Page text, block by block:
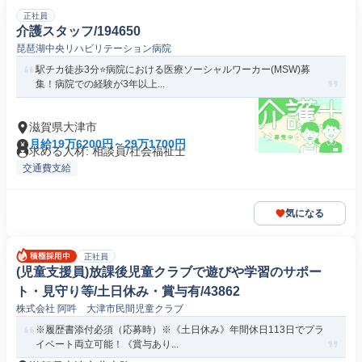
正社員
介護スタッフ/194650
琵琶湖中央リハビリテーション病院
駅チカ徒歩3分⭐️病院における医療ソーシャルワーカー(MSW)募
集！病院での経験が3年以上...
滋賀県大津市
月給19万6200円～29万1700円
求める人材: 相談員/社会福祉士
交通費支給
気になる
正社員
(児童支援員)放課後児童クラブで遊びや学習のサポー
ト・見守り等/土日休み・賞与有/43862
株式会社 阿吽 大津市民間児童クラブ
※履歴書添付必須（応募時）※《土日休み》年間休日113日でプラ
イベート両立可能！《賞与あり...